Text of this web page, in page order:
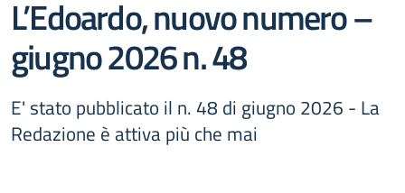
L’Edoardo, nuovo numero –
giugno 2026 n. 48
E' stato pubblicato il n. 48 di giugno 2026 - La
Redazione è attiva più che mai